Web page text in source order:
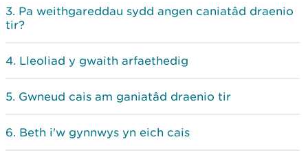
Pa weithgareddau sydd angen caniatâd draenio
tir?
Lleoliad y gwaith arfaethedig
Gwneud cais am ganiatâd draenio tir
Beth i'w gynnwys yn eich cais